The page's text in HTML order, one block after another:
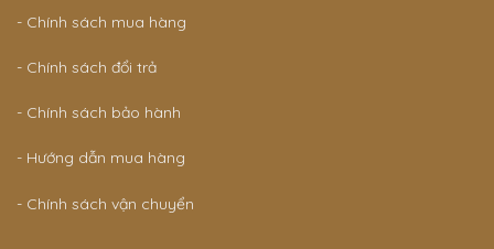
- Chính sách mua hàng
- Chính sách đổi trả
- Chính sách bảo hành
- Hướng dẫn mua hàng
- Chính sách vận chuyển